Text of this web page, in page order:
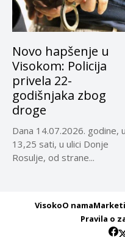
Novo hapšenje u
Visokom: Policija
privela 22-
godišnjaka zbog
droge
Dana 14.07.2026. godine, u
13,25 sati, u ulici Donje
Rosulje, od strane...
VisokoO nama
Pravila o